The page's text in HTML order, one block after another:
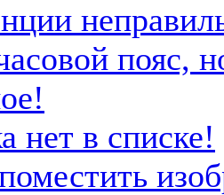
пояс,
нет в списке!